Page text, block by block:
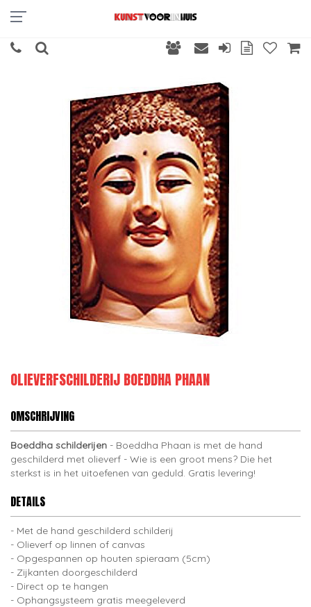
OLIEVERFSCHILDERIJ BOEDDHA PHAAN
OMSCHRIJVING
Boeddha schilderijen - Boeddha Phaan is met de hand
geschilderd met olieverf - Wie is een groot mens? Die het
sterkst is in het uitoefenen van geduld. Gratis levering!
DETAILS
Met de hand geschilderd schilderij
Olieverf op linnen of canvas
Opgespannen op houten spieraam (5cm)
Zijkanten doorgeschilderd
Direct op te hangen
Ophangsysteem gratis meegeleverd